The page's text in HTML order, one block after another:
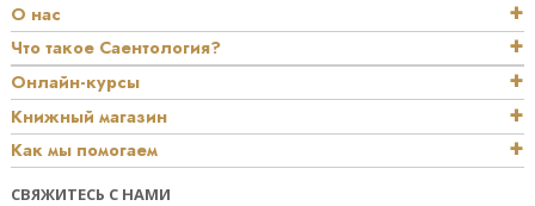
О нас
Что такое Саентология?
Онлайн-курсы
Книжный магазин
Как мы помогаем
СВЯЖИТЕСЬ С НАМИ